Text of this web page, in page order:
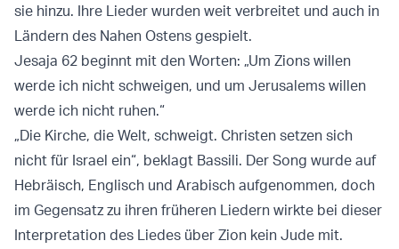
sie hinzu. Ihre Lieder wurden weit verbreitet und auch in
Ländern des Nahen Ostens gespielt.
Jesaja 62 beginnt mit den Worten: „Um Zions willen
werde ich nicht schweigen, und um Jerusalems willen
werde ich nicht ruhen.“
„Die Kirche, die Welt, schweigt. Christen setzen sich
nicht für Israel ein“, beklagt Bassili. Der Song wurde auf
Hebräisch, Englisch und Arabisch aufgenommen, doch
im Gegensatz zu ihren früheren Liedern wirkte bei dieser
Interpretation des Liedes über Zion kein Jude mit.